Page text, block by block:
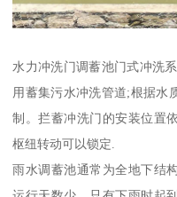
水力冲洗门调蓄池门式冲洗
用蓄集污水冲洗管道;根据水
制。拦蓄冲洗门的安装位置
枢纽转动可以锁定.
雨水调蓄池通常为全地下结